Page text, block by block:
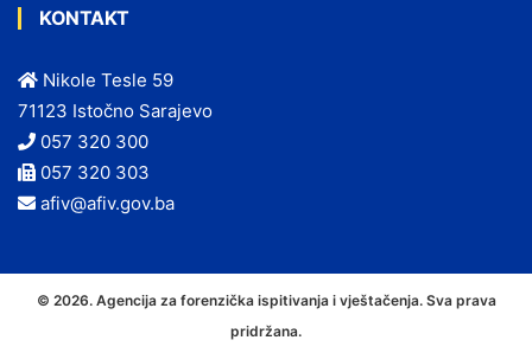
KONTAKT
Nikole Tesle 59
71123 Istočno Sarajevo
057 320 300
057 320 303
afiv@afiv.gov.ba
© 2026. Agencija za forenzička ispitivanja i vještačenja. Sva prava
pridržana.